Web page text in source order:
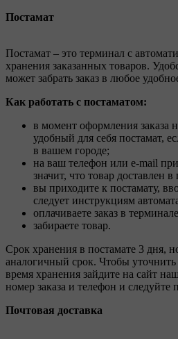
Постамат
Постамат – это терминал с
хранения заказанных товаров.
может забрать заказ в любое
Как работать с постаматом:
в момент оформления заказа
удобный для себя постамат,
в вашем городе;
на ваш телефон или e-mail
значит, что товар доставлен в
вы приходите к постамату,
следует инструкциям
оплачиваете заказ в
забираете товар.
Срок хранения в постамате 3 дня,
аналогичный срок. Чтобы
время хранения зайдите на сайт
номер заказа и телефон и следуйте
Почтовая доставка